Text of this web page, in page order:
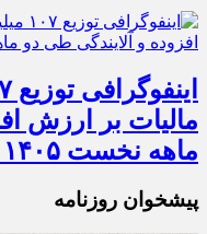
مالیات بر ارزش
ماهه نخست ۱۴۰۵ در استان ایلام
پیشخوان روزنامه